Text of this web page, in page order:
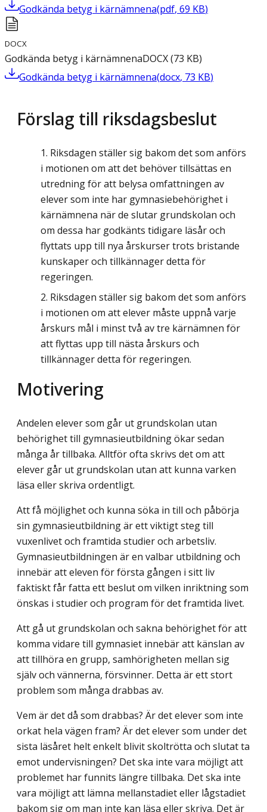
Godkända betyg i kärnämnena(pdf, 69 KB)
DOCX
Godkända betyg i kärnämnenaDOCX(73 KB)
Godkända betyg i kärnämnena(docx, 73 KB)
Förslag till riksdagsbeslut
Riksdagen ställer sig bakom det som anförs
i motionen om att det behöver tillsättas en
utredning för att belysa omfattningen av
elever som inte har gymnasiebehörighet i
kärnämnena när de slutar grundskolan och
om dessa har godkänts tidigare läsår och
flyttats upp till nya årskurser trots bristande
kunskaper och tillkännager detta för
regeringen.
Riksdagen ställer sig bakom det som anförs
i motionen om att elever måste uppnå varje
årskurs mål i minst två av tre kärnämnen för
att flyttas upp till nästa årskurs och
tillkännager detta för regeringen.
Motivering
Andelen elever som går ut grundskolan utan
behörighet till gymnasieutbildning ökar sedan
många år tillbaka. Alltför ofta skrivs det om att
elever går ut grundskolan utan att kunna varken
läsa eller skriva ordentligt.
Att få möjlighet och kunna söka in till och påbörja
sin gymnasieutbildning är ett vik­tigt steg till
vuxenlivet och framtida studier och arbetsliv.
Gymnasieutbildningen är en valbar utbildning och
innebär att eleven för första gången i sitt liv
faktiskt får fatta ett beslut om vilken inriktning som
önskas i studier och program för det framtida livet.
Att gå ut grundskolan och sakna behörighet för att
komma vidare till gymnasiet inne­bär att känslan av
att tillhöra en grupp, samhörigheten mellan sig
själv och vännerna, försvinner. Detta är ett stort
problem som många drabbas av.
Vem är det då som drabbas? Är det elever som inte
orkat hela vägen fram? Är det elever som under det
sista läsåret helt enkelt blivit skoltrötta och slutat ta
emot under­visningen? Det ska inte vara möjligt att
problemet har funnits längre tillbaka. Det ska inte
vara möjligt att lämna mellanstadiet eller lågstadiet
bakom sig om man inte kan läsa eller skriva. Det är